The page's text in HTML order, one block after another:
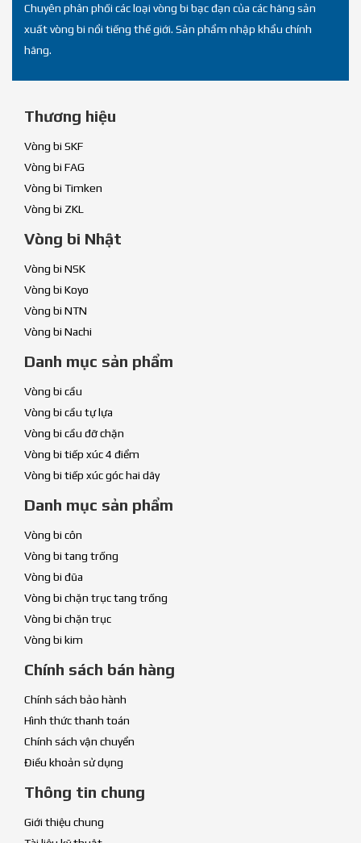
Chuyên phân phối các loại vòng bi bạc đạn của các hãng sản
xuất vòng bi nổi tiếng thế giới. Sản phẩm nhập khẩu chính
hãng.
Thương hiệu
Vòng bi SKF
Vòng bi FAG
Vòng bi Timken
Vòng bi ZKL
Vòng bi Nhật
Vòng bi NSK
Vòng bi Koyo
Vòng bi NTN
Vòng bi Nachi
Danh mục sản phẩm
Vòng bi cầu
Vòng bi cầu tự lựa
Vòng bi cầu đỡ chặn
Vòng bi tiếp xúc 4 điểm
Vòng bi tiếp xúc góc hai dãy
Danh mục sản phẩm
Vòng bi côn
Vòng bi tang trống
Vòng bi đũa
Vòng bi chặn trục tang trống
Vòng bi chặn trục
Vòng bi kim
Chính sách bán hàng
Chính sách bảo hành
Hình thức thanh toán
Chính sách vận chuyển
Điều khoản sử dụng
Thông tin chung
Giới thiệu chung